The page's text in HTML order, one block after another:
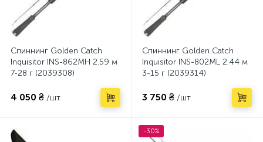
Спиннинг Golden Catch
Inquisitor INS-862MH 2.59 м
7-28 г (2039308)
4 050 ₴ /шт.
Спиннинг Golden Catch
Inquisitor INS-802ML 2.44 м
3-15 г (2039314)
3 750 ₴ /шт.
-30%